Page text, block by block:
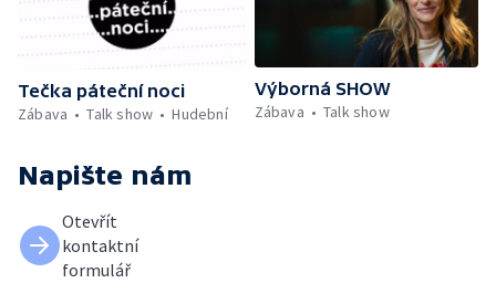
Tečka páteční noci
Zábava
Talk show Hudební
Výborná SHOW
Zábava
Talk show
Napište nám
Otevřít
kontaktní
formulář